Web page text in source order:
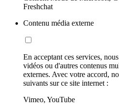
Freshchat
Contenu média externe
En acceptant ces services,
vidéos ou d'autres contenus
externes. Avec votre accord,
suivants sur ce site internet :
Vimeo, YouTube